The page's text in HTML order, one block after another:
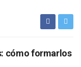
cómo formarlos